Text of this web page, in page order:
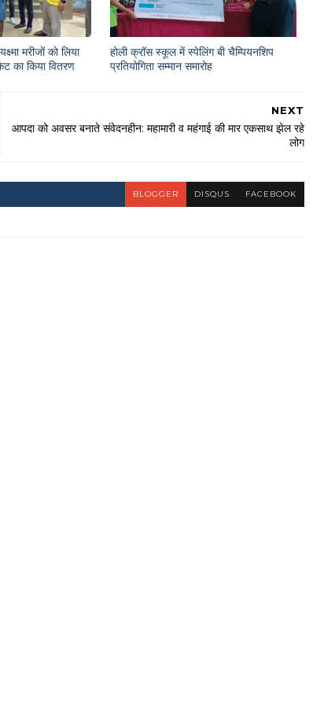
मरीजों को लिया
का किया वितरण
होली क्रॉस स्कूल में स्पेलिंग बी चैम्पियनशिप
प्रतियोगिता सम्मान समारोह
NEXT
आपदा को अवसर बनाते संवेदनहीन: महामारी व महंगाई की मार एकसाथ झेल रहे
लोग
BLOGGER DISQUS FACEBOOK